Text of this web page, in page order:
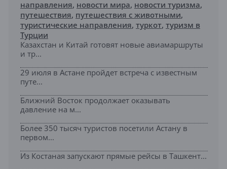
направления, новости мира, новости туризма,
путешествия, путешествия с животными,
туристические направления, туркот, туризм в
Турции
Казахстан и Китай готовят новые авиамаршруты
и тр...
29 июля в Астане пройдет встреча с известным
путе...
Ближний Восток продолжает оказывать
давление на м...
Более 350 тысяч туристов посетили Астану в
первом...
Из Костаная запускают прямые рейсы в Ташкент...